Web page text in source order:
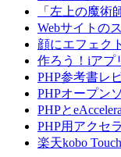
「左上の魔術
Webサイトの
顔にエフェクト
作ろう！iアプ
PHP参考書レ
PHPオープン
PHPと
PHP用アクセ
楽天kobo